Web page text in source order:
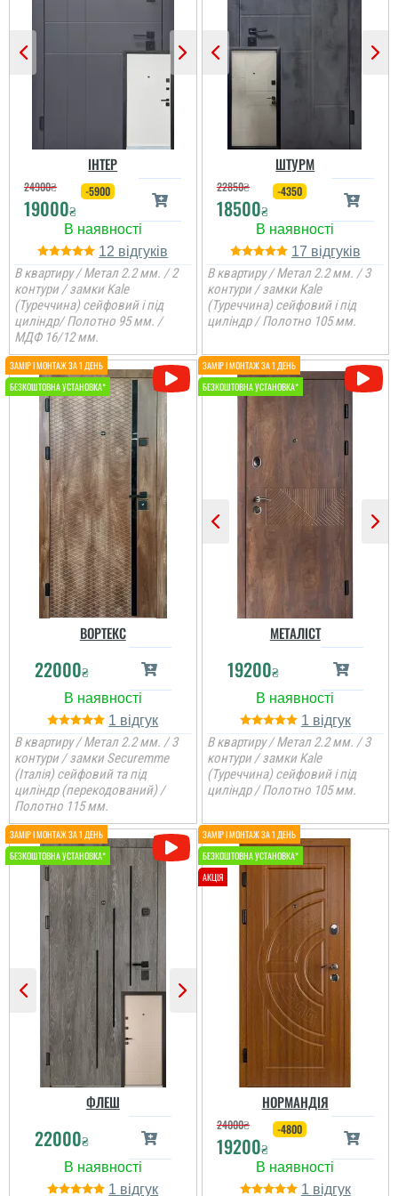
Вячеслав
Потрібно було замінити
двері старі на нові. бо
вже старі двері ледь
дихали, вибрали данну
модель сподобався
дизайн та колір.
Встановили через пару
днів, поки все наче ок...
Дякую за встановлені
двері, установщики
виконали складний
ІНТЕР
24900₴
19000₴
-5900
12
В квартиру / Метал 2.2 мм. / 2
контури / замки Kale
(Туреччина) сейфовий і під
циліндр/ Полотно 95 мм. /
МДФ 16/12 мм.
ШТУРМ
22850₴
18500₴
-4350
17
В квартиру / Метал 2.2 мм. / 3
контури / замки Kale
(Туреччина) сейфовий і під
циліндр / Полотно 105 мм.
ВОРТЕКС
22000₴
1
В квартиру / Метал 2.2 мм. / 3
контури / замки Securemme
(Італія) сейфовий та під
циліндр (перекодований) /
Полотно 115 мм.
МЕТАЛІСТ
19200₴
1
В квартиру / Метал 2.2 мм. / 3
контури / замки Kale
(Туреччина) сейфовий і під
циліндр / Полотно 105 мм.
ФЛЕШ
22000₴
1
НОРМАНДІЯ
24000₴
19200₴
-4800
1